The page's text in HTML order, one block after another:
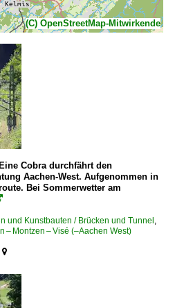
(C) OpenStreetMap-Mitwirkende
Cobra durchfährt den
Aachen-West. Aufgenommen in
Bei Sommerwetter am
und Kunstbauten / Brücken und Tunnel
– Montzen – Visé (–Aachen West)
